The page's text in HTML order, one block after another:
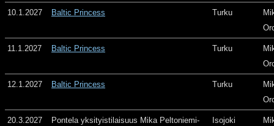
10.1.2027 Baltic Princess Turku
11.1.2027 Baltic Princess Turku
12.1.2027 Baltic Princess Turku
20.3.2027
Pontela yksityistilaisuus Mika Peltoniemi-
Isojoki